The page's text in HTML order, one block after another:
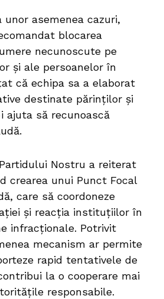
unor asemenea cazuri,
blocarea
necunoscute pe
și ale persoanelor în
că echipa sa a elaborat
destinate părinților și
ajuta să recunoască
Nostru a reiterat
crearea unui Punct Focal
care să coordoneze
și reacția instituțiilor în
infracționale. Potrivit
mecanism ar permite
rapid tentativele de
la o cooperare mai
responsabile.